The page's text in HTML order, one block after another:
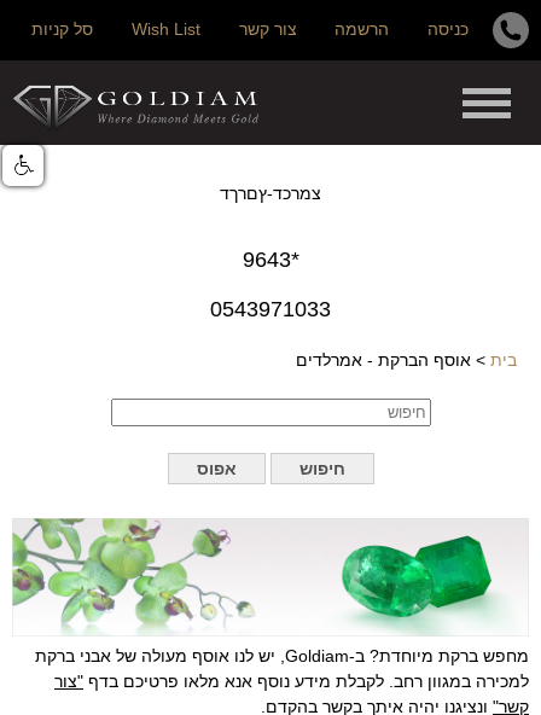
כניסה הרשמה צור קשר Wish List סל קניות
צמרכד-ץםרךד
*9643
0543971033
בית > אוסף הברקת - אמרלדים
מחפש ברקת מיוחדת?
ב-Goldiam, יש לנו אוסף מעולה של אבני ברקת
למכירה במגוון רחב. לקבלת מידע נוסף אנא מלאו פרטיכם בדף "צור
קשר" ונציגנו יהיה איתך בקשר בהקדם.